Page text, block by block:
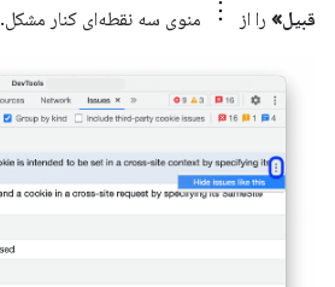
قبیل» را از منوی سه نقطه‌ای کنار مشکل.